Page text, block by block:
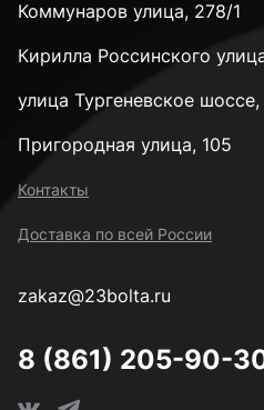
Коммунаров улица, 278/1
Кирилла Россинского
улица Тургеневское
Пригородная улица, 105
Контакты
Доставка по всей России
zakaz@23bolta.ru
8 (861) 205-90-